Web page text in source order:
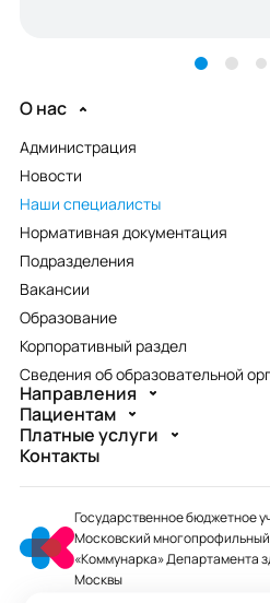
О нас
Администрация
Новости
Наши специалисты
Нормативная документация
Подразделения
Вакансии
Образование
Корпоративный раздел
Сведения об образовательной
Направления
Пациентам
Платные услуги
Контакты
Государственное бюджетное
Московский
«Коммунарка» Департамента
Москвы